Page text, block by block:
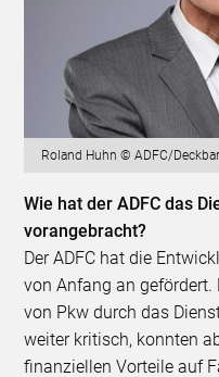
Roland Huhn © ADFC/
Wie hat der ADFC das
vorangebracht?
Der ADFC hat die
von Anfang an gefördert.
von Pkw durch das
weiter kritisch, konnten
finanziellen Vorteile auf